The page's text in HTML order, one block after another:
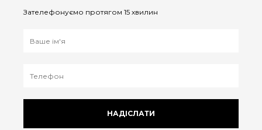
Зателефонуємо протягом 15 хвилин
НАДІСЛАТИ